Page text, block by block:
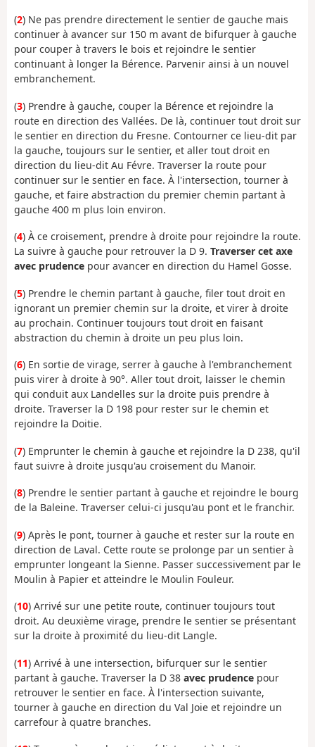
(2) Ne pas prendre directement le sentier de gauche mais
continuer à avancer sur 150 m avant de bifurquer à gauche
pour couper à travers le bois et rejoindre le sentier
continuant à longer la Bérence. Parvenir ainsi à un nouvel
embranchement.
(3) Prendre à gauche, couper la Bérence et rejoindre la
route en direction des Vallées. De là, continuer tout droit sur
le sentier en direction du Fresne. Contourner ce lieu-dit par
la gauche, toujours sur le sentier, et aller tout droit en
direction du lieu-dit Au Févre. Traverser la route pour
continuer sur le sentier en face. À l'intersection, tourner à
gauche, et faire abstraction du premier chemin partant à
gauche 400 m plus loin environ.
(4) À ce croisement, prendre à droite pour rejoindre la route.
La suivre à gauche pour retrouver la D 9. Traverser cet axe
avec prudence pour avancer en direction du Hamel Gosse.
(5) Prendre le chemin partant à gauche, filer tout droit en
ignorant un premier chemin sur la droite, et virer à droite
au prochain. Continuer toujours tout droit en faisant
abstraction du chemin à droite un peu plus loin.
(6) En sortie de virage, serrer à gauche à l'embranchement
puis virer à droite à 90°. Aller tout droit, laisser le chemin
qui conduit aux Landelles sur la droite puis prendre à
droite. Traverser la D 198 pour rester sur le chemin et
rejoindre la Doitie.
(7) Emprunter le chemin à gauche et rejoindre la D 238, qu'il
faut suivre à droite jusqu'au croisement du Manoir.
(8) Prendre le sentier partant à gauche et rejoindre le bourg
de la Baleine. Traverser celui-ci jusqu'au pont et le franchir.
(9) Après le pont, tourner à gauche et rester sur la route en
direction de Laval. Cette route se prolonge par un sentier à
emprunter longeant la Sienne. Passer successivement par le
Moulin à Papier et atteindre le Moulin Fouleur.
(10) Arrivé sur une petite route, continuer toujours tout
droit. Au deuxième virage, prendre le sentier se présentant
sur la droite à proximité du lieu-dit Langle.
(11) Arrivé à une intersection, bifurquer sur le sentier
partant à gauche. Traverser la D 38 avec prudence pour
retrouver le sentier en face. À l'intersection suivante,
tourner à gauche en direction du Val Joie et rejoindre un
carrefour à quatre branches.